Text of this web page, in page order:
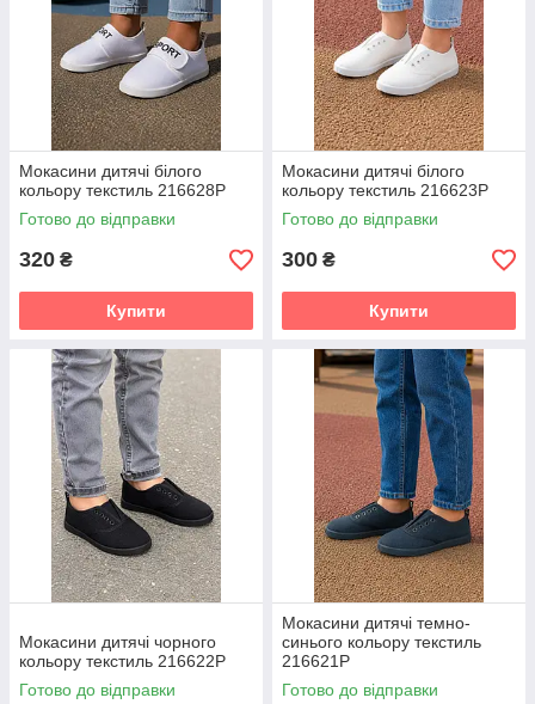
Мокасини дитячі білого
кольору текстиль 216628P
Готово до відправки
320 ₴
Купити
Мокасини дитячі білого
кольору текстиль 216623P
Готово до відправки
300 ₴
Купити
Мокасини дитячі чорного
кольору текстиль 216622P
Готово до відправки
Мокасини дитячі темно-
синього кольору текстиль
216621P
Готово до відправки